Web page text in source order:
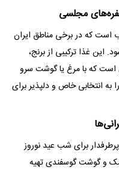
است که در برخی مناطق ایران
این غذا ترکیبی از برنج،
است که با مرغ یا گوشت سرو
انتخابی خاص و دلپذیر برای
برای شب عید نوروز
و گوشت گوسفندی تهیه